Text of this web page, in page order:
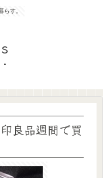
らす。
良品週間で買